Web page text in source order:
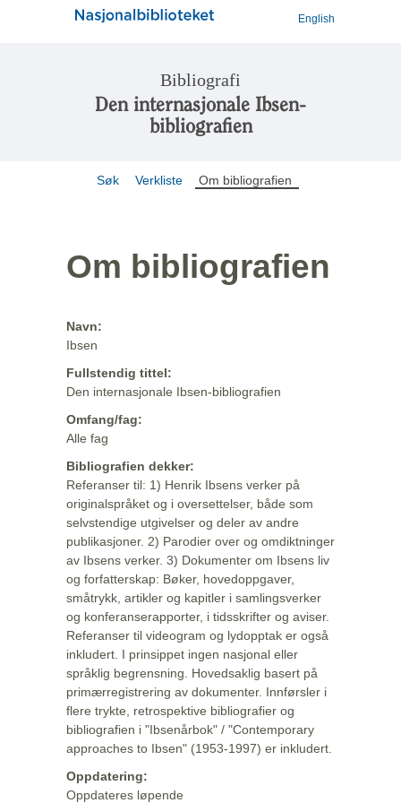
English
Bibliografi
Den internasjonale Ibsen-
bibliografien
Søk Verkliste Om bibliografien
Om bibliografien
Navn:
Ibsen
Fullstendig tittel:
Den internasjonale Ibsen-bibliografien
Omfang/fag:
Alle fag
Bibliografien dekker:
Referanser til: 1) Henrik Ibsens verker på
originalspråket og i oversettelser, både som
selvstendige utgivelser og deler av andre
publikasjoner. 2) Parodier over og omdiktninger
av Ibsens verker. 3) Dokumenter om Ibsens liv
og forfatterskap: Bøker, hovedoppgaver,
småtrykk, artikler og kapitler i samlingsverker
og konferanserapporter, i tidsskrifter og aviser.
Referanser til videogram og lydopptak er også
inkludert. I prinsippet ingen nasjonal eller
språklig begrensning. Hovedsaklig basert på
primærregistrering av dokumenter. Innførsler i
flere trykte, retrospektive bibliografier og
bibliografien i "Ibsenårbok" / "Contemporary
approaches to Ibsen" (1953-1997) er inkludert.
Oppdatering:
Oppdateres løpende